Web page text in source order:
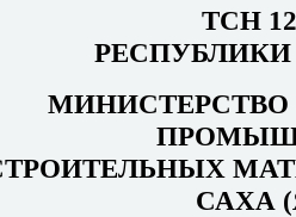
ТСН
РЕСПУБЛИКИ
МИНИСТЕРСТВО
САХА (